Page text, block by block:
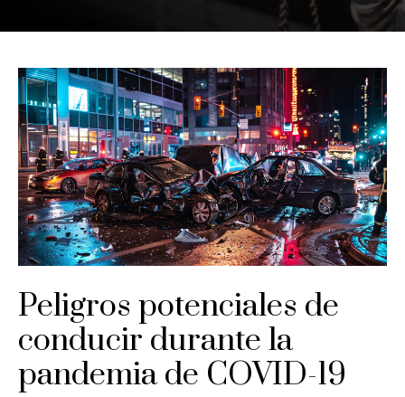
Peligros potenciales de
conducir durante la
pandemia de COVID-19